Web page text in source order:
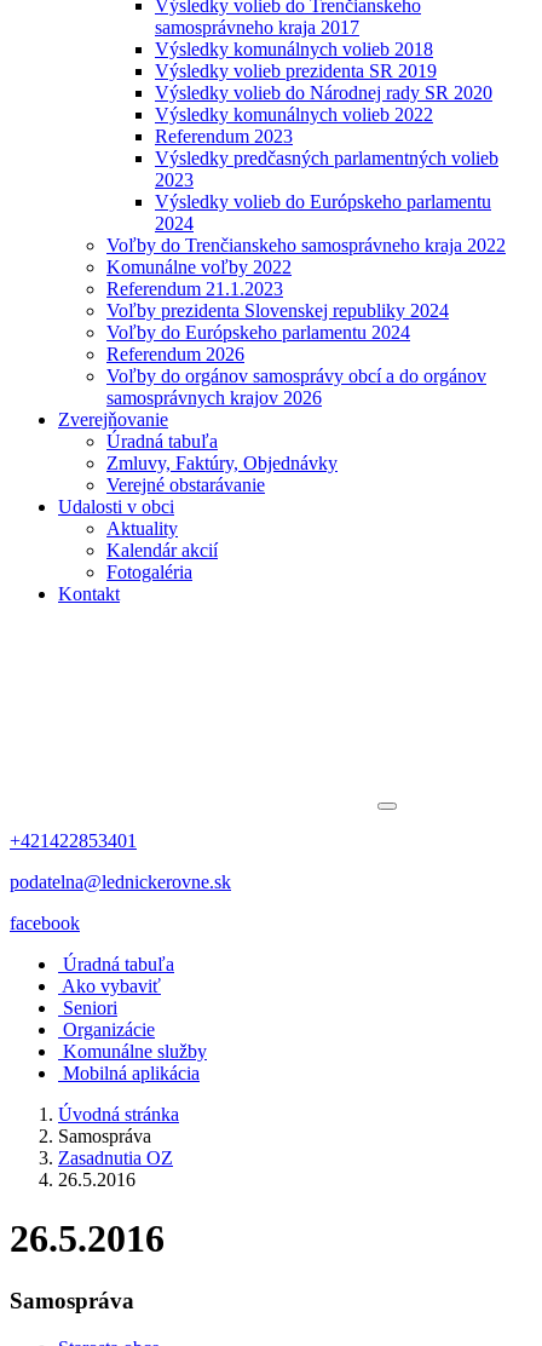
Výsledky volieb do Trenčianskeho
samosprávneho kraja 2017
Výsledky komunálnych volieb 2018
Výsledky volieb prezidenta SR 2019
Výsledky volieb do Národnej rady SR 2020
Výsledky komunálnych volieb 2022
Referendum 2023
Výsledky predčasných parlamentných volieb
2023
Výsledky volieb do Európskeho parlamentu
2024
Voľby do Trenčianskeho samosprávneho kraja 2022
Komunálne voľby 2022
Referendum 21.1.2023
Voľby prezidenta Slovenskej republiky 2024
Voľby do Európskeho parlamentu 2024
Referendum 2026
Voľby do orgánov samosprávy obcí a do orgánov
samosprávnych krajov 2026
Zverejňovanie
Úradná tabuľa
Zmluvy, Faktúry, Objednávky
Verejné obstarávanie
Udalosti v obci
Aktuality
Kalendár akcií
Fotogaléria
Kontakt
+421422853401
podatelna@lednickerovne.sk
facebook
Úradná tabuľa
Ako vybaviť
Seniori
Organizácie
Komunálne služby
Mobilná aplikácia
Úvodná stránka
Samospráva
Zasadnutia OZ
26.5.2016
26.5.2016
Samospráva